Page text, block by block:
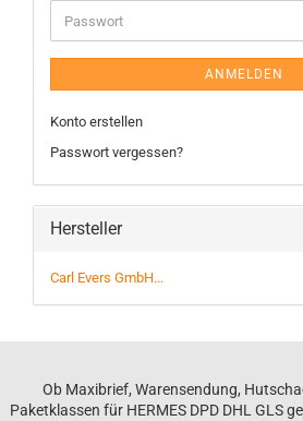
ANMELDEN
Konto erstellen
Passwort vergessen?
Hersteller
Carl Evers GmbH...
Ob Maxibrief, Warensendung,
Paketklassen für HERMES DPD DHL GLS